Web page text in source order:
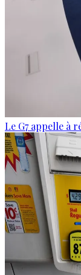
Le G7 appelle à